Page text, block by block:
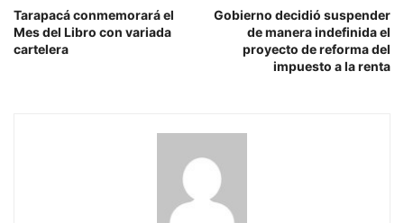
Tarapacá conmemorará el
Mes del Libro con variada
cartelera
Gobierno decidió suspender
de manera indefinida el
proyecto de reforma del
impuesto a la renta